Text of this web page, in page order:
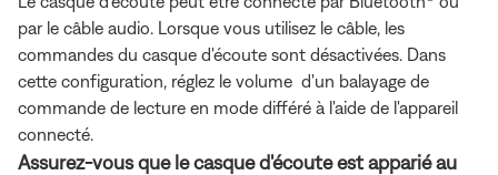
par le câble audio. Lorsque vous utilisez le câble, les
commandes du casque d'écoute sont désactivées. Dans
cette configuration, réglez le volume d'un balayage de
commande de lecture en mode différé à l'aide de l'appareil
connecté.
Assurez-vous que le casque d'écoute est apparié au